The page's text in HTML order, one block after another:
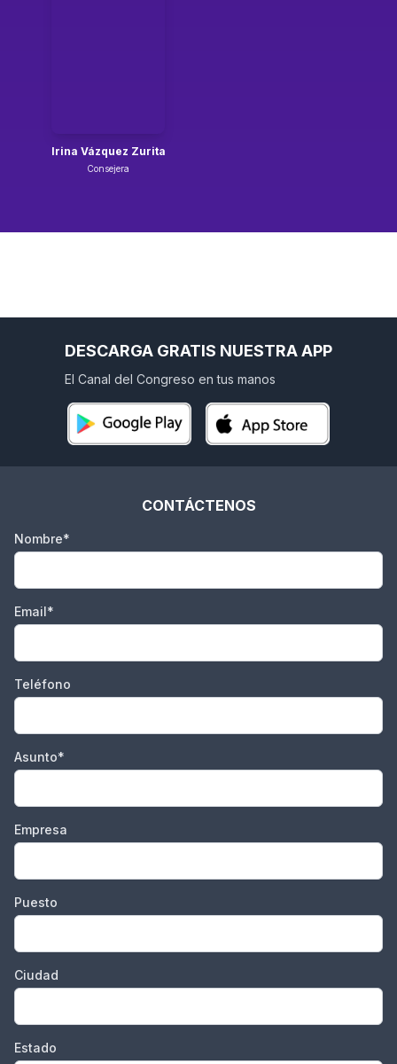
Irina Vázquez Zurita
Consejera
DESCARGA GRATIS NUESTRA APP
El Canal del Congreso en tus manos
CONTÁCTENOS
Nombre*
Email*
Teléfono
Asunto*
Empresa
Puesto
Ciudad
Estado